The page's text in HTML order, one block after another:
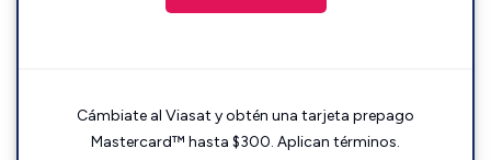
Cámbiate al Viasat y obtén una tarjeta prepago
Mastercard™ hasta $300. Aplican términos.